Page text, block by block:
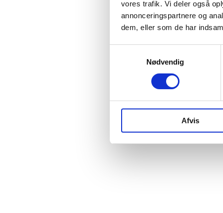
vores trafik. Vi deler også
annonceringspartnere og
dem, eller som de har
Nødvendig
Afvis